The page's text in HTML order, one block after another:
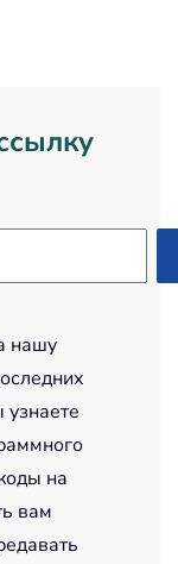
нашу
на
вам